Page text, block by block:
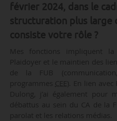
février 2024, dans le
structuration plus large
consiste votre rôle ?
Mes fonctions impliquent la
Plaidoyer et le maintien des
de la FUB
programmes CEE ). En lien
Dulong, j’ai également pour
débattus au sein du CA de la
parolat et les relations médias.